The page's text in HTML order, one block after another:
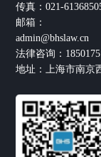
传真：021-
邮箱：
admin@bhslaw.cn
法律咨询：
地址：上海市南京